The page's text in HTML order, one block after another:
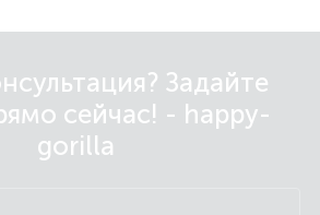
Задайте
сейчас! - happy-
gorilla